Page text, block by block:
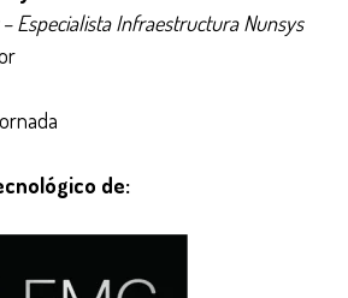
Especialista Infraestructura Nunsys
de: